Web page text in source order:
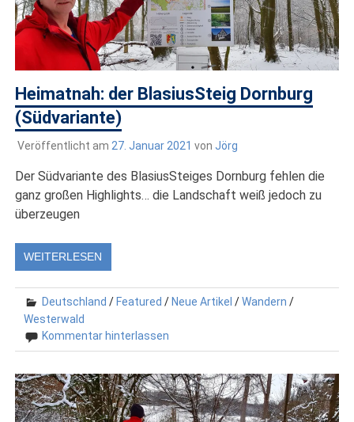
Heimatnah: der BlasiusSteig Dornburg
(Südvariante)
Veröffentlicht am 27. Januar 2021 von Jörg
Der Südvariante des BlasiusSteiges Dornburg fehlen die
ganz großen Highlights… die Landschaft weiß jedoch zu
überzeugen
WEITERLESEN
Deutschland / Featured / Neue Artikel /Wandern /
Westerwald
Kommentar hinterlassen